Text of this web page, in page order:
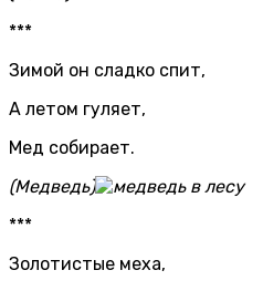
***
Зимой он сладко спит,
А летом гуляет,
Мед собирает.
(Медведь)
***
Золотистые меха,